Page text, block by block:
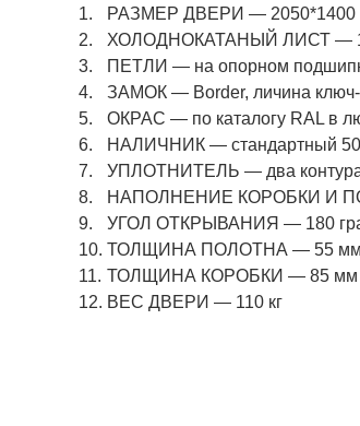
РАЗМЕР ДВЕРИ — 2050*1400
ХОЛОДНОКАТАНЫЙ ЛИСТ —
ПЕТЛИ — на опорном
ЗАМОК — Border, личина
ОКРАС — по каталогу RAL в
НАЛИЧНИК — стандартный
УПЛОТНИТЕЛЬ — два
НАПОЛНЕНИЕ КОРОБКИ И
УГОЛ ОТКРЫВАНИЯ — 180
ТОЛЩИНА ПОЛОТНА — 55 мм
ТОЛЩИНА КОРОБКИ — 85 мм
ВЕС ДВЕРИ — 110 кг